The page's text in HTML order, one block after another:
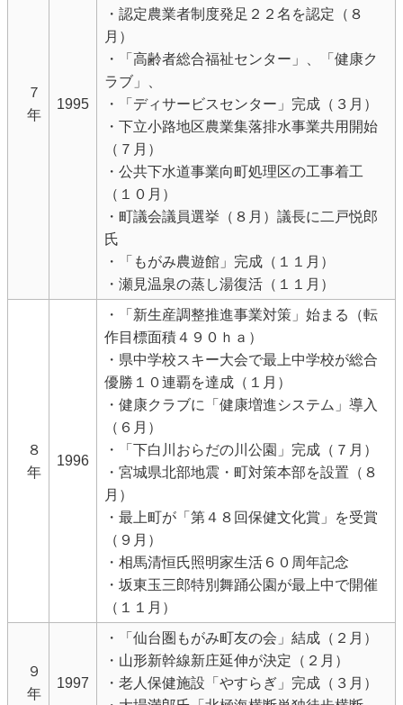
７
年
1995
・認定農業者制度発足２２名を認定（８
月）
・「高齢者総合福祉センター」、「健康ク
ラブ」、
・「ディサービスセンター」完成（３月）
・下立小路地区農業集落排水事業共用開始
（７月）
・公共下水道事業向町処理区の工事着工
（１０月）
・町議会議員選挙（８月）議長に二戸悦郎
氏
・「もがみ農遊館」完成（１１月）
・瀬見温泉の蒸し湯復活（１１月）
８
年
1996
・「新生産調整推進事業対策」始まる（転
作目標面積４９０ｈａ）
・県中学校スキー大会で最上中学校が総合
優勝１０連覇を達成（１月）
・健康クラブに「健康増進システム」導入
（６月）
・「下白川おらだの川公園」完成（７月）
・宮城県北部地震・町対策本部を設置（８
月）
・最上町が「第４８回保健文化賞」を受賞
（９月）
・相馬清恒氏照明家生活６０周年記念
・坂東玉三郎特別舞踊公園が最上中で開催
（１１月）
９
年
1997
・「仙台圏もがみ町友の会」結成（２月）
・山形新幹線新庄延伸が決定（２月）
・老人保健施設「やすらぎ」完成（３月）